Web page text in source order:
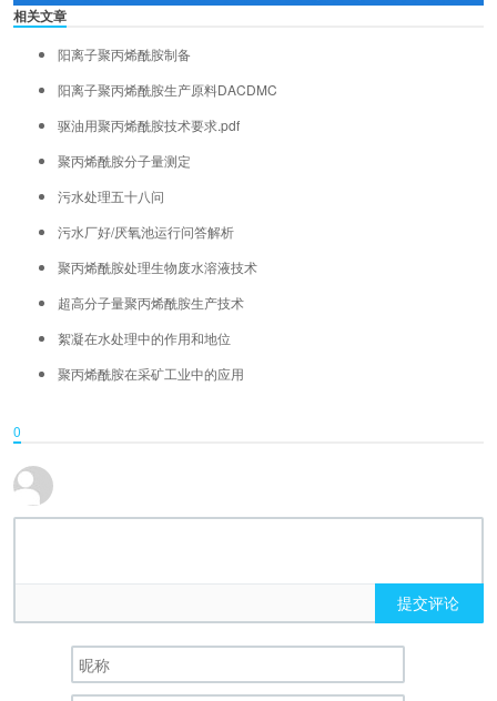
相关文章
阳离子聚丙烯酰胺制备
阳离子聚丙烯酰胺生产原料DACDMC
驱油用聚丙烯酰胺技术要求.pdf
聚丙烯酰胺分子量测定
污水处理五十八问
污水厂好/厌氧池运行问答解析
聚丙烯酰胺处理生物废水溶液技术
超高分子量聚丙烯酰胺生产技术
絮凝在水处理中的作用和地位
聚丙烯酰胺在采矿工业中的应用
0
提交评论